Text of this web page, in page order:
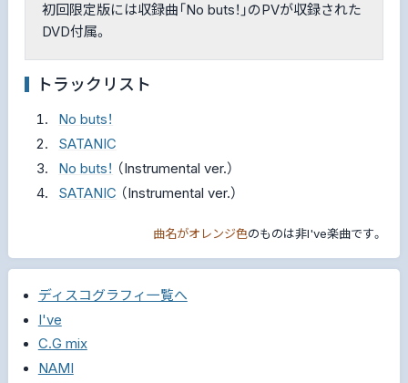
初回限定版には収録曲「No buts！」のPVが収録された
DVD付属。
トラックリスト
No buts！
SATANIC
No buts！ （Instrumental ver.）
SATANIC （Instrumental ver.）
曲名がオレンジ色のものは非I've楽曲です。
ディスコグラフィ一覧へ
I've
C.G mix
NAMI